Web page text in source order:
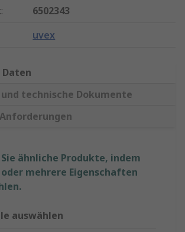
:
6502343
uvex
Daten
technische Dokumente
Sie ähnliche Produkte, indem
oder mehrere Eigenschaften
auswählen